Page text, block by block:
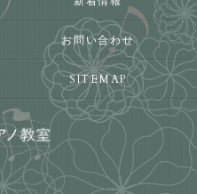
お問い合わせ
SITEMAP